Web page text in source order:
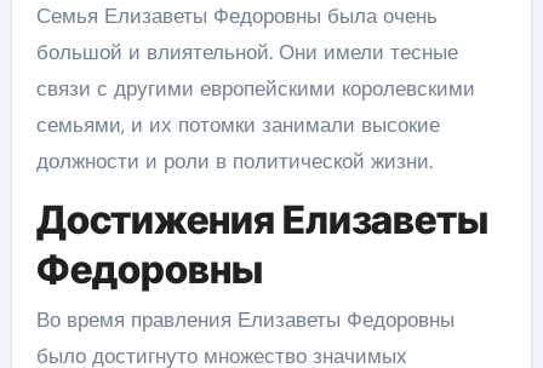
Семья Елизаветы Федоровны была очень
большой и влиятельной. Они имели тесные
связи с другими европейскими королевскими
семьями, и их потомки занимали высокие
должности и роли в политической жизни.
Достижения Елизаветы
Федоровны
Во время правления Елизаветы Федоровны
было достигнуто множество значимых